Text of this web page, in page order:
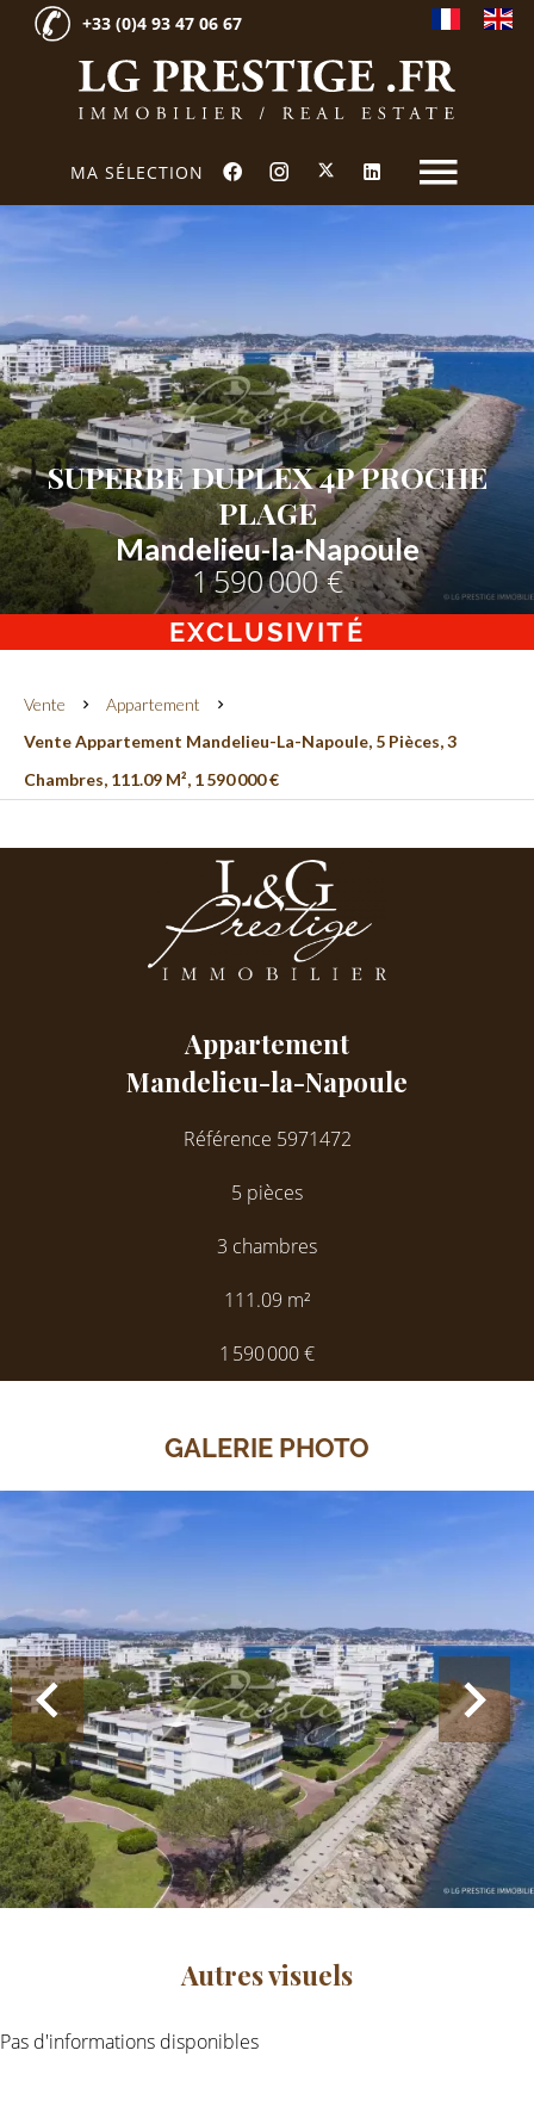
MA SÉLECTION
+33 (0)4 93 47 06 67
SUPERBE DUPLEX 4P PROCHE
PLAGE
Mandelieu-la-Napoule
1 590 000 €
EXCLUSIVITÉ
Vente
Appartement
Vente Appartement Mandelieu-La-Napoule, 5 Pièces, 3
Chambres, 111.09 M², 1 590 000 €
Appartement
Mandelieu-la-Napoule
Référence 5971472
5 pièces
3 chambres
111.09 m²
1 590 000 €
GALERIE PHOTO
Autres visuels
Pas d'informations disponibles